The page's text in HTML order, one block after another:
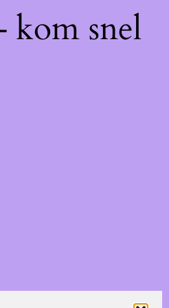
kom snel